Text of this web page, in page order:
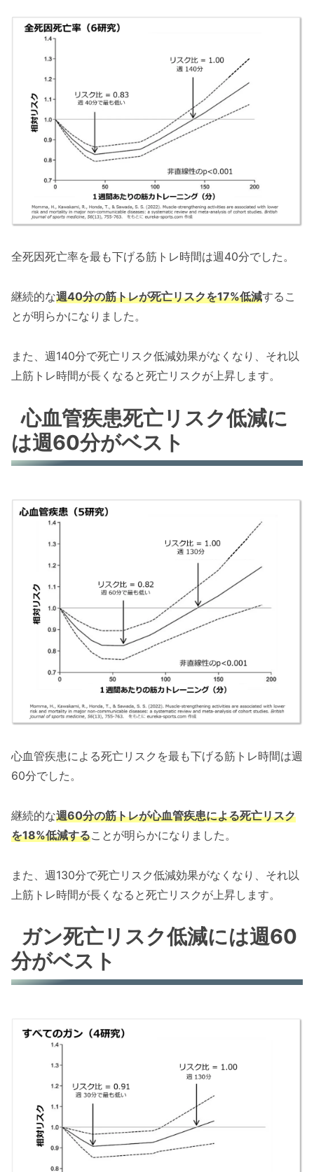
全死因死亡率を最も下げる筋トレ時間は週40分でした。
継続的な週40分の筋トレが死亡リスクを17%低減するこ
とが明らかになりました。
また、週140分で死亡リスク低減効果がなくなり、それ以
上筋トレ時間が長くなると死亡リスクが上昇します。
心血管疾患死亡リスク低減に
は週60分がベスト
心血管疾患による死亡リスクを最も下げる筋トレ時間は週
60分でした。
継続的な週60分の筋トレが心血管疾患による死亡リスク
を18%低減することが明らかになりました。
また、週130分で死亡リスク低減効果がなくなり、それ以
上筋トレ時間が長くなると死亡リスクが上昇します。
ガン死亡リスク低減には週60
分がベスト